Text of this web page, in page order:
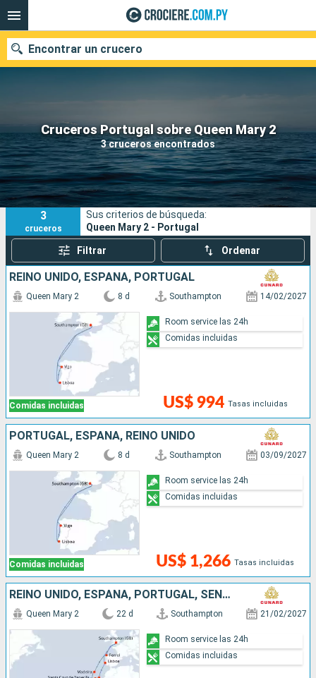
Cruceros Portugal sobre Queen Mary 2
3 cruceros encontrados
Encontrar un crucero
Nuestros destinos
Fecha de salida
Puertos Compañías
Buscar
3
cruceros
Sus criterios de búsqueda:
Queen Mary 2 - Portugal
Filtrar Ordenar
REINO UNIDO, ESPAÑA, PORTUGAL
Comidas incluidas
Queen Mary 2 8 d Southampton 14/02/2027
US$ 994 Tasas incluidas
Room service las 24h
Comidas incluidas
PORTUGAL, ESPAÑA, REINO UNIDO
Comidas incluidas
Queen Mary 2 8 d Southampton 03/09/2027
US$ 1,266 Tasas incluidas
Room service las 24h
Comidas incluidas
REINO UNIDO, ESPAÑA, PORTUGAL, SENEGAL, SAN VINCENT Y LAS GRANADINAS
Queen Mary 2 22 d Southampton 21/02/2027
Room service las 24h
Comidas incluidas